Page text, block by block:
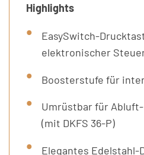
Highlights
EasySwitch-
elektronischer
Boosterstufe für
Umrüstbar für
(mit DKFS 36-P)
Elegantes Edelstahl-